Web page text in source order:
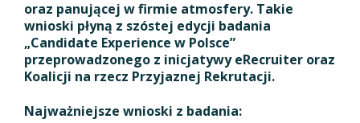
oraz panującej w firmie atmosfery. Takie
wnioski płyną z szóstej edycji badania
„Candidate Experience w Polsce”
przeprowadzonego z inicjatywy eRecruiter oraz
Koalicji na rzecz Przyjaznej Rekrutacji.
Najważniejsze wnioski z badania: